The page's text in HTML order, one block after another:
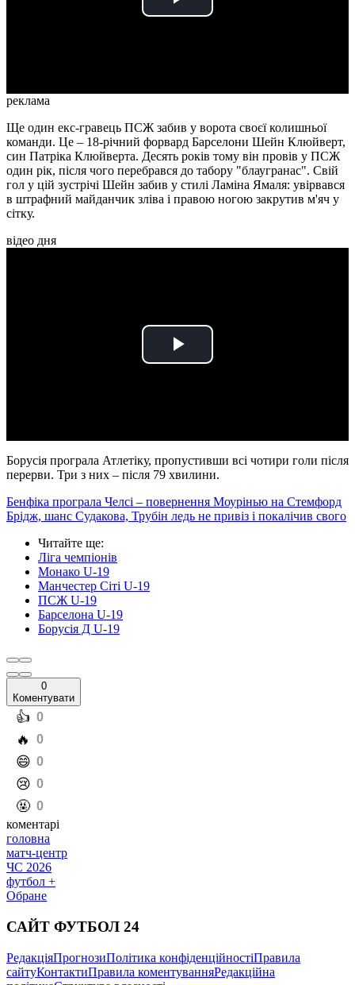
Play
реклама
Ще один екс-гравець ПСЖ забив у ворота своєї колишньої
команди. Це – 18-річний форвард Барселони Шейн Клюйверт,
син Патріка Клюйверта. Десять років тому він провів у ПСЖ
один рік, після чого перебрався до табору "блаугранас". Свій
гол у цій зустрічі Шейн забив у стилі Ламіна Ямаля: увірвався
в штрафний майданчик зліва і правою ногою закрутив м'яч у
сітку.
відео дня
Play
Борусія програла Атлетіку, пропустивши всі чотири голи після
перерви. Три з них – після 79 хвилини.
Бенфіка програла Челсі – повернення Моурінью на Стемфорд
Брідж, шанс Судакова, Трубін ледь не привіз і покалічив свого
Читайте ще:
Ліга чемпіонів
Монако U-19
Манчестер Сіті U-19
ПСЖ U-19
Барселона U-19
Борусія Д U-19
0
Коментувати
️👍 0
️🔥 0
️😄 0
️😢 0
️🤬 0
коментарі